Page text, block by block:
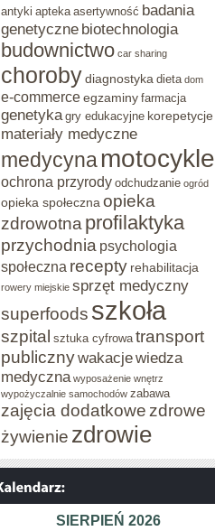
antyki apteka asertywność badania
genetyczne biotechnologia
budownictwo car sharing
chorobydiagnostyka dieta dom
e-commerceegzaminy farmacja
genetyka gry edukacyjne korepetycje
materiały medyczne
medycynamotocykle
ochrona przyrody odchudzanie ogród
opieka społeczna opieka
zdrowotna profilaktyka
przychodnia psychologia
społeczna recepty rehabilitacja
rowery miejskie sprzęt medyczny
superfoods szkoła
szpital sztuka cyfrowa transport
publicznywakacjewiedza
medyczna wyposażenie wnętrz
wypożyczalnie samochodów zabawa
zajęcia dodatkowe zdrowe
żywienie zdrowie
SIERPIEŃ 2026